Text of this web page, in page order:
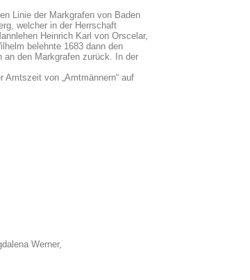
Linie der Markgrafen von Baden
welcher in der Herrschaft
Heinrich Karl von Orscelar,
belehnte 1683 dann den
an den Markgrafen zurück. In der
von „Amtmännern“ auf
Werner,